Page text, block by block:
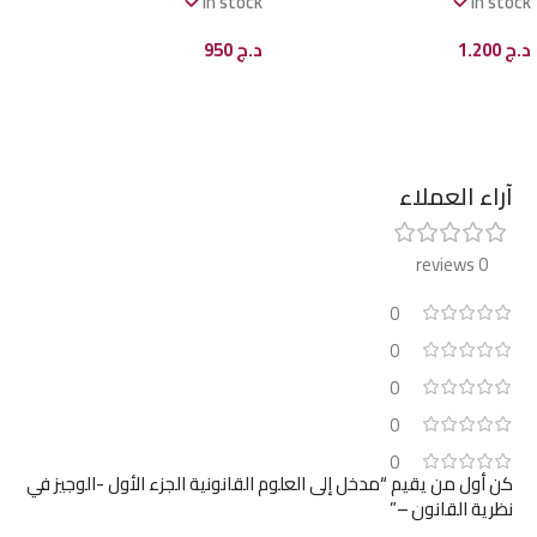
د.ج
د.ج
آراء العملاء
0 reviews
0
0
0
0
0
كن أول من يقيم “مدخل إلى العلوم القانونية الجزء الأول -الوجيز في
نظرية القانون –”